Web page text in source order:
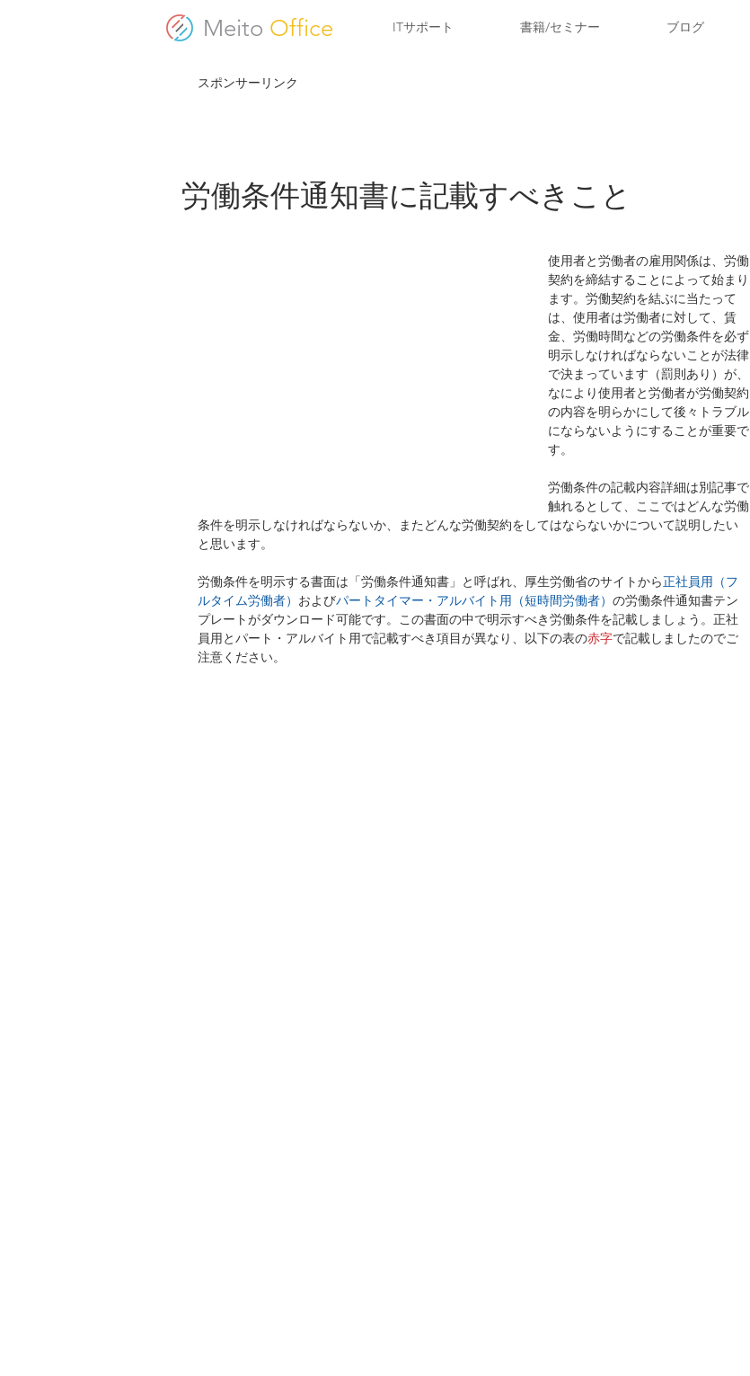
Meito Office ITサポート 書籍/セミナー ブログ
スポンサーリンク
労働条件通知書に記載すべきこと
使用者と労働者の雇用関係は、労働
契約を締結することによって始まり
ます。労働契約を結ぶに当たって
は、使用者は労働者に対して、賃
金、労働時間などの労働条件を必ず
明示しなければならないことが法律
で決まっています（罰則あり）が、
なにより使用者と労働者が労働契約
の内容を明らかにして後々トラブル
にならないようにすることが重要で
す。
労働条件の記載内容詳細は別記事で
触れるとして、ここではどんな労働
条件を明示しなければならないか、またどんな労働契約をしてはならないかについて説明したい
と思います。
労働条件を明示する書面は「労働条件通知書」と呼ばれ、厚生労働省のサイトから正社員用（フ
ルタイム労働者） およびパートタイマー・アルバイト用（短時間労働者） の労働条件通知書テン
プレートがダウンロード可能です。この書面の中で明示すべき労働条件を記載しましょう。正社
員用とパート・アルバイト用で記載すべき項目が異なり、以下の表の赤字で記載しましたのでご
注意ください。